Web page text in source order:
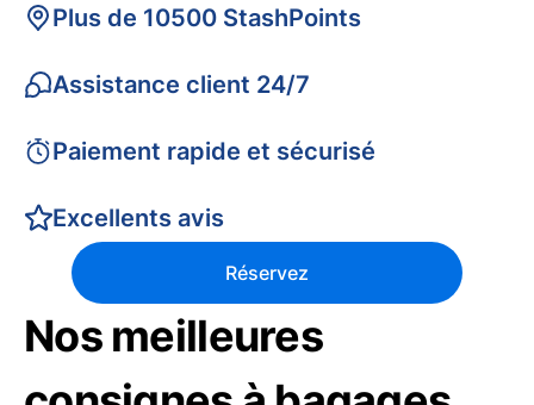
Plus de 10500 StashPoints
Assistance client 24/7
Paiement rapide et sécurisé
Excellents avis
Réservez
Nos meilleures